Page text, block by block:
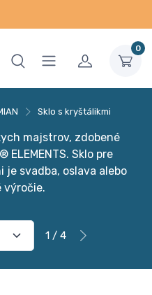
0
Sklo s kryštálikmi
majstrov, zdobené
ELEMENTS. Sklo pre
svadba, oslava alebo
výročie.
1 / 4